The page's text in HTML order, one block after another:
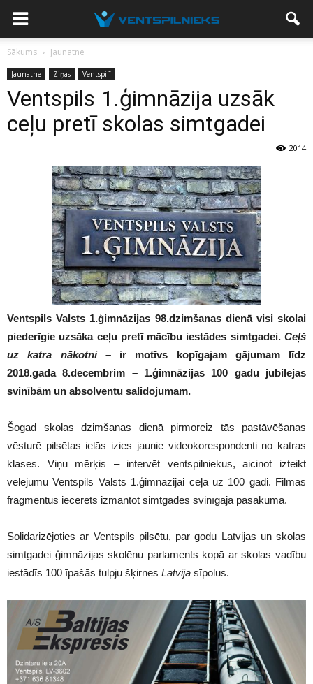
Sākums Jaunatne
Jaunatne Ziņas Ventspilī
Ventspils 1.ģimnāzija uzsāk
ceļu pretī skolas simtgadei
2014
Ventspils Valsts 1.ģimnāzijas 98.dzimšanas dienā visi skolai
piederīgie uzsāka ceļu pretī mācību iestādes simtgadei. Ceļš
uz katra nākotni– ir motīvs kopīgajam gājumam līdz
2018.gada 8.decembrim – 1.ģimnāzijas 100 gadu jubilejas
svinībām un absolventu salidojumam.
Šogad skolas dzimšanas dienā pirmoreiz tās pastāvēšanas
vēsturē pilsētas ielās izies jaunie videokorespondenti no katras
klases. Viņu mērķis – intervēt ventspilniekus, aicinot izteikt
vēlējumu Ventspils Valsts 1.ģimnāzijai ceļā uz 100 gadi. Filmas
fragmentus iecerēts izmantot simtgades svinīgajā pasākumā.
Solidarizējoties ar Ventspils pilsētu, par godu Latvijas un skolas
simtgadei ģimnāzijas skolēnu parlaments kopā ar skolas vadību
iestādīs 100 īpašās tulpju šķirnes Latvija sīpolus.